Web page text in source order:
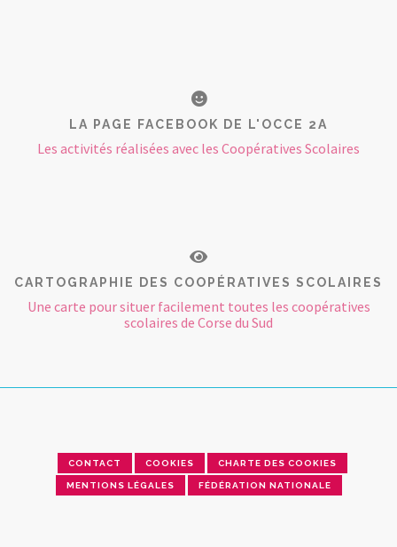
LA PAGE FACEBOOK DE L'OCCE 2A
Les activités réalisées avec les Coopératives Scolaires
CARTOGRAPHIE DES COOPÉRATIVES SCOLAIRES
Une carte pour situer facilement toutes les coopératives
scolaires de Corse du Sud
CONTACT COOKIES CHARTE DES COOKIES
MENTIONS LÉGALES FÉDÉRATION NATIONALE